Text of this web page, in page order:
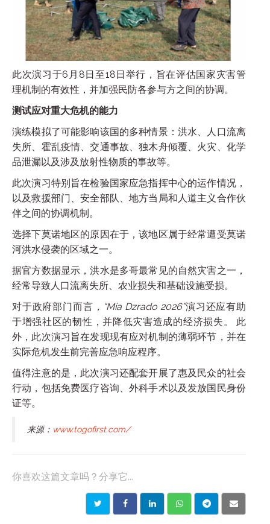
此次演习于6月8日至18日举行，旨在评估国家灾害管
理机制的有效性，并加强民防各参与方之间的协调。
测试应对重大危机的能力
演练模拟了可能影响该国的多种情景：洪水、人口流离
失所、霍乱疫情、交通事故、独木舟倾覆、火灾、化学
品泄漏以及涉及放射性物质的事故等。
此次演习特别旨在检验国家应急指挥中心的运作情况，
以及救援部门、安全部队、地方当局和人道主义合作伙
伴之间的协调机制。
选择下莫诺地区的原因在于，该地区属于经常遭受莫诺
河洪水侵袭的区域之一。
据官方数据显示，洪水是多哥最常见的自然灾害之一，
经常导致人口流离失所、农业损失和基础设施受损。
对于政府部门而言 ，“Mia Dzrado 2026”演习还应有助
于增强社区的韧性，并降低灾害造成的经济损失。 此
外，此次演习旨在发现现有应对机制的薄弱环节，并在
实际危机发生前完善应急响应程序。
值得注意的是，此次演习还配套开展了惠及民众的社会
行动，包括免费医疗咨询、外科手术以及发放国民身份
证等。
来源： www.togofirst.com/
你喜欢这篇文章吗？分享它...